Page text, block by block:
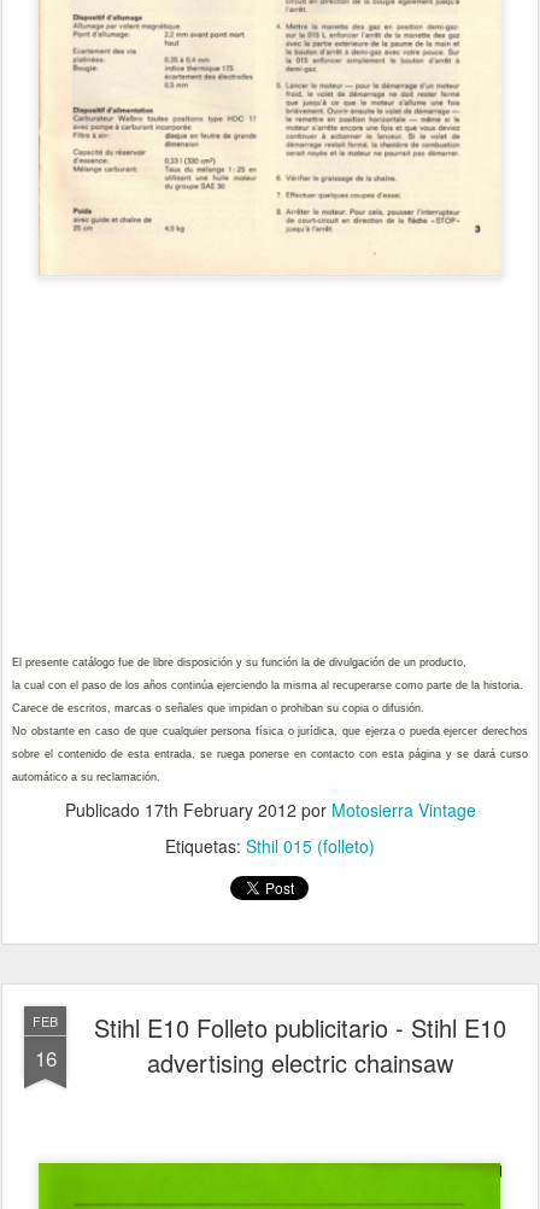
El presente catálogo fue de libre disposición y su función la de divulgación de un producto,
la cual con el paso de los años continúa ejerciendo la misma al recuperarse como parte de la historia.
Carece de escritos, marcas o señales que impidan o prohiban su copia o difusión.
No obstante en caso de que cualquier persona física o jurídica, que ejerza o pueda ejercer derechos
sobre el contenido de esta entrada, se ruega ponerse en contacto con esta página y se dará curso
automático a su reclamación.
Publicado 17th February 2012 por Motosierra Vintage
Etiquetas: Sthil 015 (folleto)
FEB
16
Stihl E10 Folleto publicitario - Stihl E10
advertising electric chainsaw